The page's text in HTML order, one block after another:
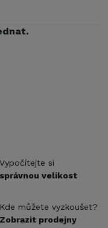
Vypočítejte si
správnou velikost
Kde můžete vyzkoušet?
Zobrazit prodejny